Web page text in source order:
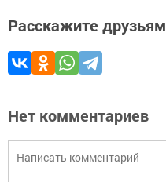
Расскажите друзьям
Нет комментариев